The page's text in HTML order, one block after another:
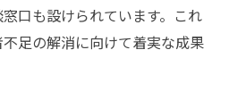
口も設けられています。これ
足の解消に向けて着実な成果